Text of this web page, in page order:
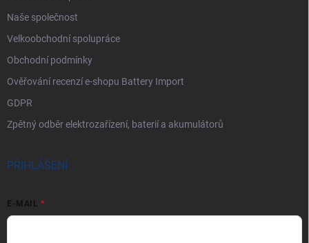
Naše společnost
Velkoobchodní spolupráce
Obchodní podmínky
Ověřování recenzí e-shopu Battery Import
GDPR
Zpětný odběr elektrozařízení, baterií a akumulátorů
PŘIHLÁŠENÍ
E-MAIL